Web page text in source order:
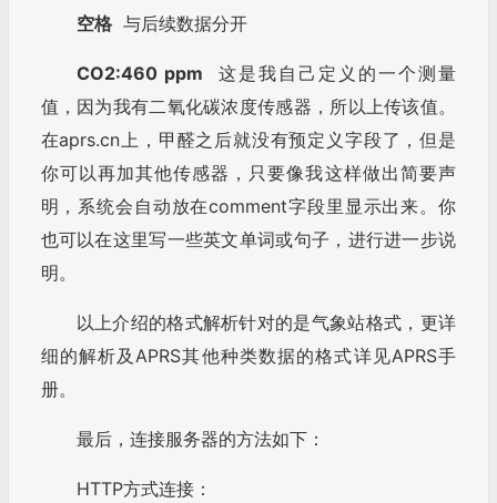
空格与后续数据分开
CO2:460 ppm 这是我自己定义的一个测量
值，因为我有二氧化碳浓度传感器，所以上传该值。
在aprs.cn上，甲醛之后就没有预定义字段了，但是
你可以再加其他传感器，只要像我这样做出简要声
明，系统会自动放在comment字段里显示出来。你
也可以在这里写一些英文单词或句子，进行进一步说
明。
以上介绍的格式解析针对的是气象站格式，更详
细的解析及APRS其他种类数据的格式详见APRS手
册。
最后，连接服务器的方法如下：
HTTP方式连接：